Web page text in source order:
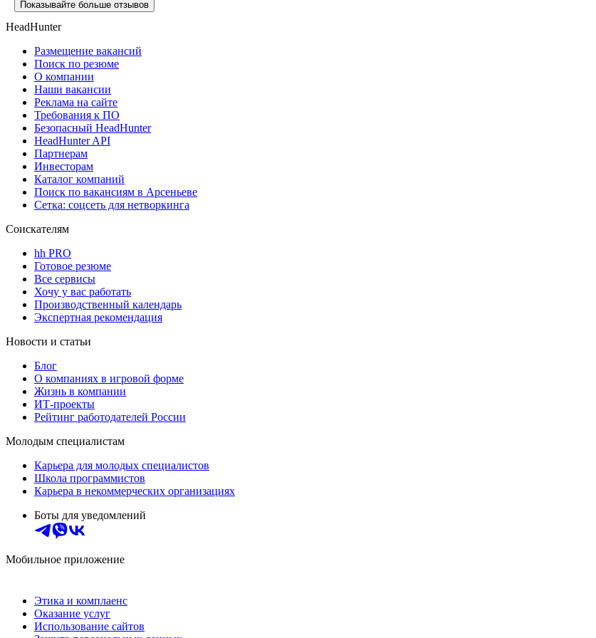
Показывайте больше отзывов
HeadHunter
Размещение вакансий
Поиск по резюме
О компании
Наши вакансии
Реклама на сайте
Требования к ПО
Безопасный HeadHunter
HeadHunter API
Партнерам
Инвесторам
Каталог компаний
Поиск по вакансиям в Арсеньеве
Сетка: соцсеть для нетворкинга
Соискателям
hh PRO
Готовое резюме
Все сервисы
Хочу у вас работать
Производственный календарь
Экспертная рекомендация
Новости и статьи
Блог
О компаниях в игровой форме
Жизнь в компании
ИТ-проекты
Рейтинг работодателей России
Молодым специалистам
Карьера для молодых специалистов
Школа программистов
Карьера в некоммерческих организациях
Боты для уведомлений
Мобильное приложение
Этика и комплаенс
Оказание услуг
Использование сайтов